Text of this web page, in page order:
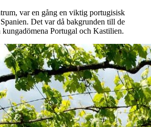
var en gång en viktig portugisisk
Det var då bakgrunden till de
kungadömena Portugal och Kastilien.